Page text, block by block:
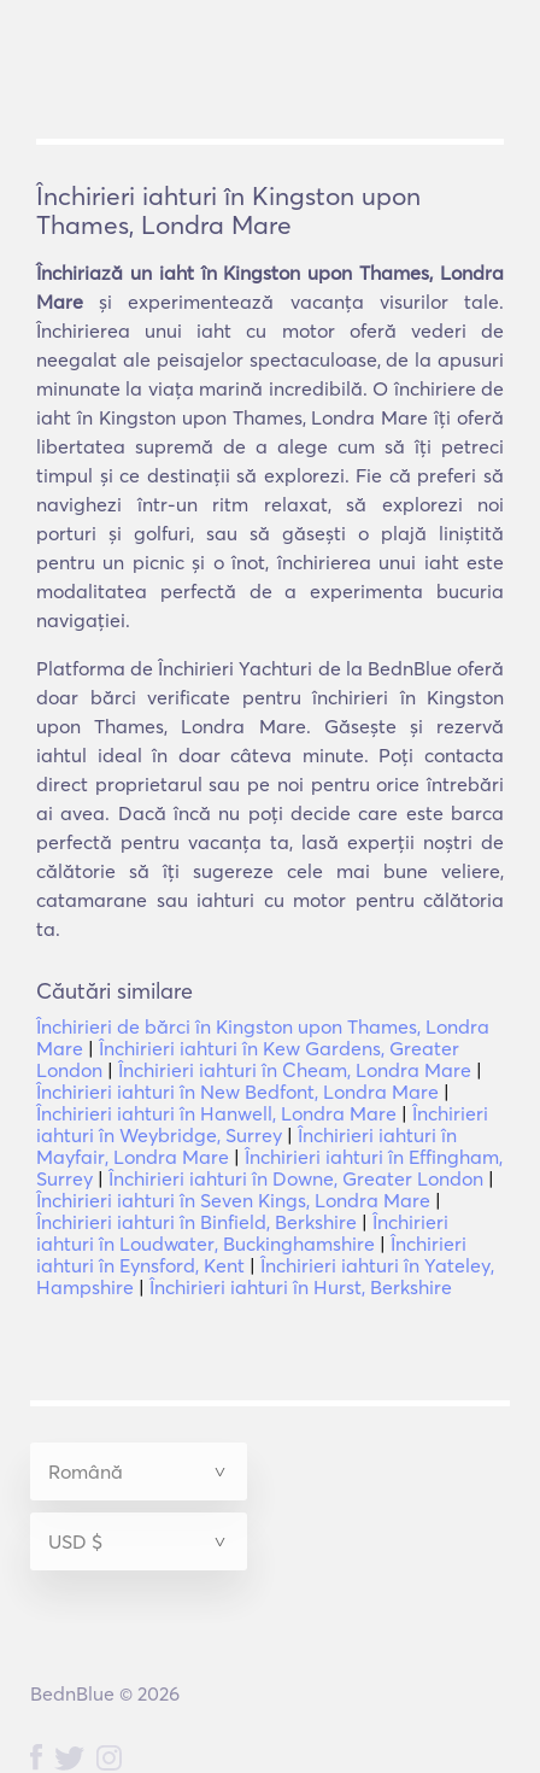
Închirieri iahturi în Kingston upon
Thames, Londra Mare
Închiriază un iaht în Kingston upon Thames, Londra
Mare și experimentează vacanța visurilor tale.
Închirierea unui iaht cu motor oferă vederi de
neegalat ale peisajelor spectaculoase, de la apusuri
minunate la viața marină incredibilă. O închiriere de
iaht în Kingston upon Thames, Londra Mare îți oferă
libertatea supremă de a alege cum să îți petreci
timpul și ce destinații să explorezi. Fie că preferi să
navighezi într-un ritm relaxat, să explorezi noi
porturi și golfuri, sau să găsești o plajă liniștită
pentru un picnic și o înot, închirierea unui iaht este
modalitatea perfectă de a experimenta bucuria
navigației.
Platforma de Închirieri Yachturi de la BednBlue oferă
doar bărci verificate pentru închirieri în Kingston
upon Thames, Londra Mare. Găsește și rezervă
iahtul ideal în doar câteva minute. Poți contacta
direct proprietarul sau pe noi pentru orice întrebări
ai avea. Dacă încă nu poți decide care este barca
perfectă pentru vacanța ta, lasă experții noștri de
călătorie să îți sugereze cele mai bune veliere,
catamarane sau iahturi cu motor pentru călătoria
ta.
Căutări similare
Închirieri de bărci în Kingston upon Thames, Londra
Mare | Închirieri iahturi în Kew Gardens, Greater
London | Închirieri iahturi în Cheam, Londra Mare |
Închirieri iahturi în New Bedfont, Londra Mare |
Închirieri iahturi în Hanwell, Londra Mare | Închirieri
iahturi în Weybridge, Surrey | Închirieri iahturi în
Mayfair, Londra Mare | Închirieri iahturi în Effingham,
Surrey | Închirieri iahturi în Downe, Greater London |
Închirieri iahturi în Seven Kings, Londra Mare |
Închirieri iahturi în Binfield, Berkshire | Închirieri
iahturi în Loudwater, Buckinghamshire | Închirieri
iahturi în Eynsford, Kent | Închirieri iahturi în Yateley,
Hampshire | Închirieri iahturi în Hurst, Berkshire
BednBlue © 2026